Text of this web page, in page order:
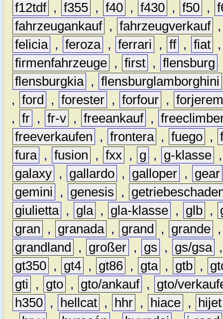
f12tdf , f355 , f40 , f430 , f50 ,
fahrzeugankauf , fahrzeugverkauf
felicia , feroza , ferrari , ff , fiat
firmenfahrzeuge , first , flensburg
flensburgkia , flensburglamborghini
, ford , forester , forfour ,
, fr , fr-v , freeankauf ,
freeverkaufen
, frontera , fuego ,
fura , fusion , fxx , g , g-klasse
galaxy , gallardo , galloper ,
gear
gemini
, genesis ,
giulietta , gla , gla-klasse , glb ,
gran
, granada , grand , grande
grandland
, großer , gs , gs/gsa
gt350 , gt4 , gt86 , gta , gtb ,
gti
, gto , gto/ankauf ,
gto/
h350 , hellcat , hhr , hiace ,
hijet